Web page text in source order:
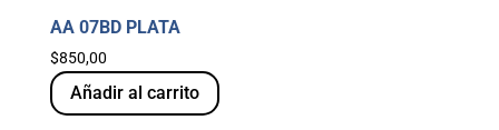
AA 07BD PLATA
$850,00
Añadir al carrito